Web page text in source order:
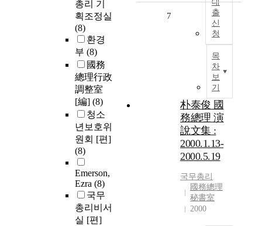
총리 기
획조정실
(8)
환경
부 (8)
國務
總理行政
調整室
[編] (8)
청소
년보호위
원회 [편]
(8)
Emerson,
Ezra (8)
국무
총리비서
실 [편]
대
출
신
청
목
차
보
기
7
朴泰俊 國
務總理 演
說文集 :
2000.1.13-
2000.5.19
국무총리
國務總理
秘書室
2000